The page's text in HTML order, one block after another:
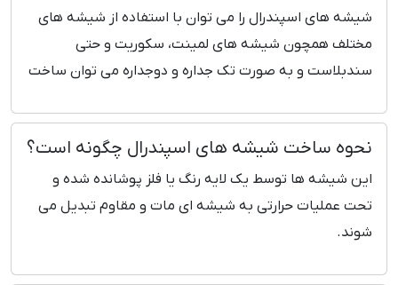
شیشه های اسپندرال را می توان با استفاده از شیشه های
مختلف همچون شیشه های لمینت، سکوریت و حتی
سندبلاست و به صورت تک جداره و دوجداره می توان ساخت
نحوه ساخت شیشه های اسپندرال چگونه است؟
این شیشه ها توسط یک لایه رنگ یا فلز پوشانده شده و
تحت عملیات حرارتی به شیشه ای مات و مقاوم تبدیل می
شوند.